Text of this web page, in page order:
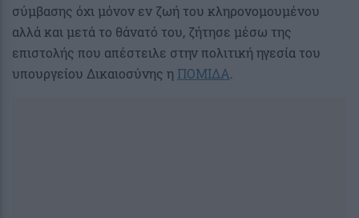
σύμβασης όχι μόνον εν ζωή του κληρονομουμένου
αλλά και μετά το θάνατό του, ζήτησε μέσω της
επιστολής που απέστειλε στην πολιτική ηγεσία του
υπουργείου Δικαιοσύνης η ΠΟΜΙΔΑ.